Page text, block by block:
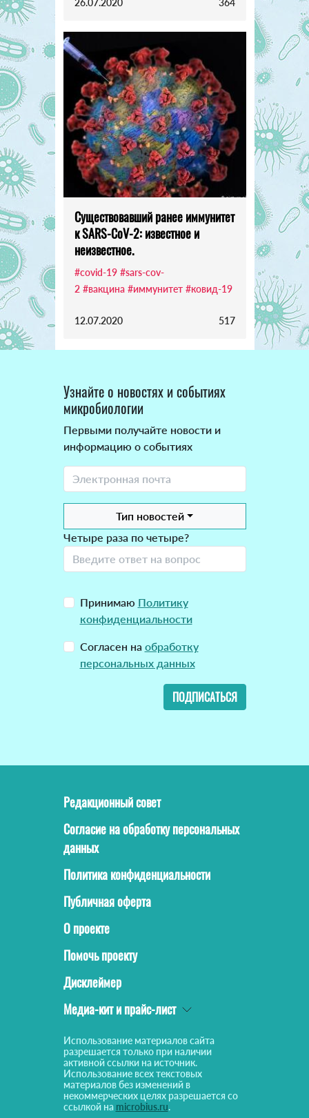
26.07.2020 364
Существовавший ранее иммунитет
к SARS-CoV-2: известное и
неизвестное.
#covid-19 #sars-cov-
2 #вакцина #иммунитет #ковид-19
12.07.2020 517
Узнайте о новостях и событиях
микробиологии
Первыми получайте новости и
информацию о событиях
Тип новостей
Четыре раза по четыре?
Принимаю Политику
конфиденциальности
Согласен на обработку
персональных данных
ПОДПИСАТЬСЯ
Редакционный совет
Согласие на обработку персональных
данных
Политика конфиденциальности
Публичная оферта
О проекте
Помочь проекту
Дисклеймер
Медиа-кит и прайс-лист
Использование материалов сайта
разрешается только при наличии
активной ссылки на источник.
Использование всех текстовых
материалов без изменений в
некоммерческих целях разрешается со
ссылкой на microbius.ru.